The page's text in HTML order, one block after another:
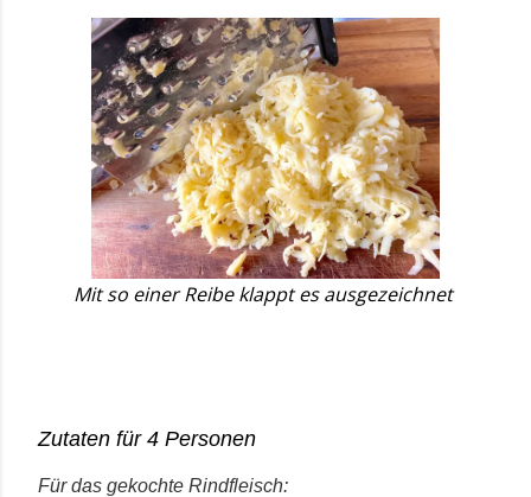
Mit so einer Reibe klappt es ausgezeichnet
Zutaten für 4 Personen
Für das gekochte Rindfleisch: